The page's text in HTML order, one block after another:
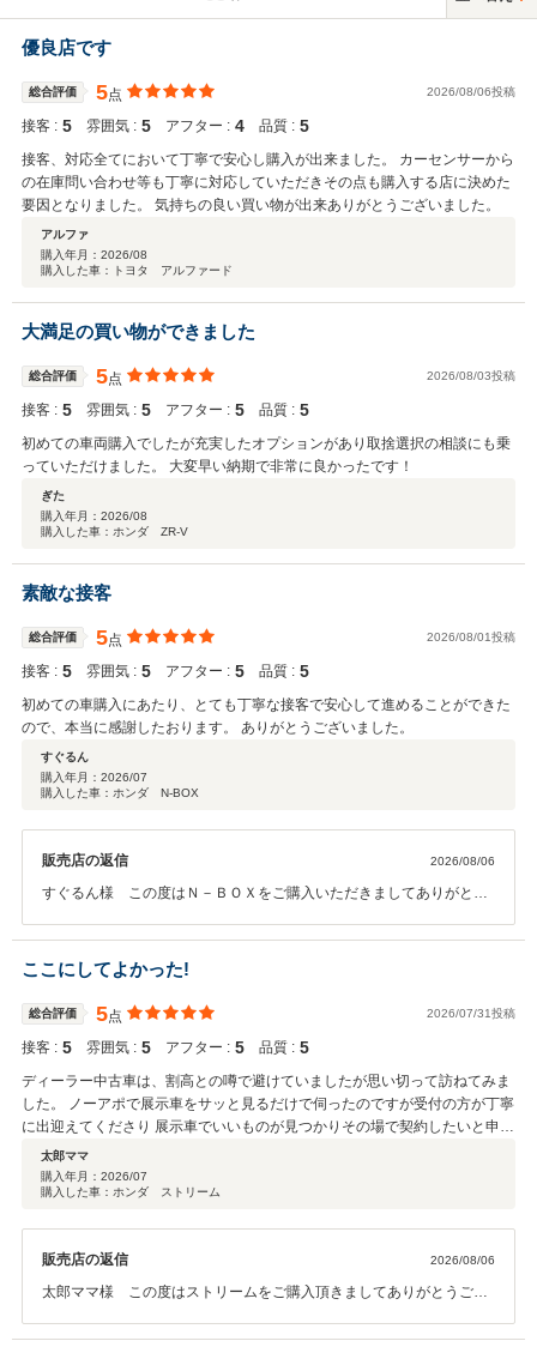
優良店です
総合評価 5点 2026/08/06投稿
接客 : 5 雰囲気 : 5 アフター : 4 品質 : 5
接客、対応全てにおいて丁寧で安心し購入が出来ました。 カーセンサーから
の在庫問い合わせ等も丁寧に対応していただきその点も購入する店に決めた
要因となりました。 気持ちの良い買い物が出来ありがとうございました。
アルファ
購入年月： 2026/08
購入した車：トヨタ アルファード
大満足の買い物ができました
総合評価 5点 2026/08/03投稿
接客 : 5 雰囲気 : 5 アフター : 5 品質 : 5
初めての車両購入でしたが充実したオプションがあり取捨選択の相談にも乗
っていただけました。 大変早い納期で非常に良かったです！
ぎた
購入年月： 2026/08
購入した車：ホンダ ZR-V
素敵な接客
総合評価 5点 2026/08/01投稿
接客 : 5 雰囲気 : 5 アフター : 5 品質 : 5
初めての車購入にあたり、とても丁寧な接客で安心して進めることができた
ので、本当に感謝したおります。 ありがとうございました。
すぐるん
購入年月： 2026/07
購入した車：ホンダ N-BOX
販売店の返信 2026/08/06
すぐるん様 この度はＮ－ＢＯＸをご購入いただきましてありがとう
ありがとうございます。 すぐるん様にご満足頂けてスタッフ一同、大
変喜んでおります。お車を初めてご購入されるという事で不安もあっ
たかと思います。当店ではそういったお客様にも出来るだけ丁寧な接
客を心掛けております。今後も何かございましたらお気軽にご相談い
ただけますと幸いです。この度は本当にありがとうございました。
ここにしてよかった!
総合評価 5点 2026/07/31投稿
接客 : 5 雰囲気 : 5 アフター : 5 品質 : 5
ディーラー中古車は、割高との噂で避けていましたが思い切って訪ねてみま
した。 ノーアポで展示車をサッと見るだけで伺ったのですが受付の方が丁寧
に出迎えてくださり 展示車でいいものが見つかりその場で契約したいと申し
出たところ快く対応してくださいました。 ディーラー中古車の割高の噂は真
意は不明だが 今回、接客、品質、メンテナンスなど全てひっくるめるとディ
ーラー中古車の方が安いのでは?という感覚に。。。 中古車を何度か普通の
る!! ストレスなくいい買い物ができました! 沢山、家族で出かけたいと思いま
す! この度は、本当にありがとうございました。 この先もメンテナンスなど
太郎ママ
購入年月： 2026/07
購入した車：ホンダ ストリーム
販売店の返信 2026/08/06
太郎ママ様 この度はストリームをご購入頂きましてありがとうござ
がとうございます。太郎ママ様に喜んで頂けてスタッフ一同、大変嬉